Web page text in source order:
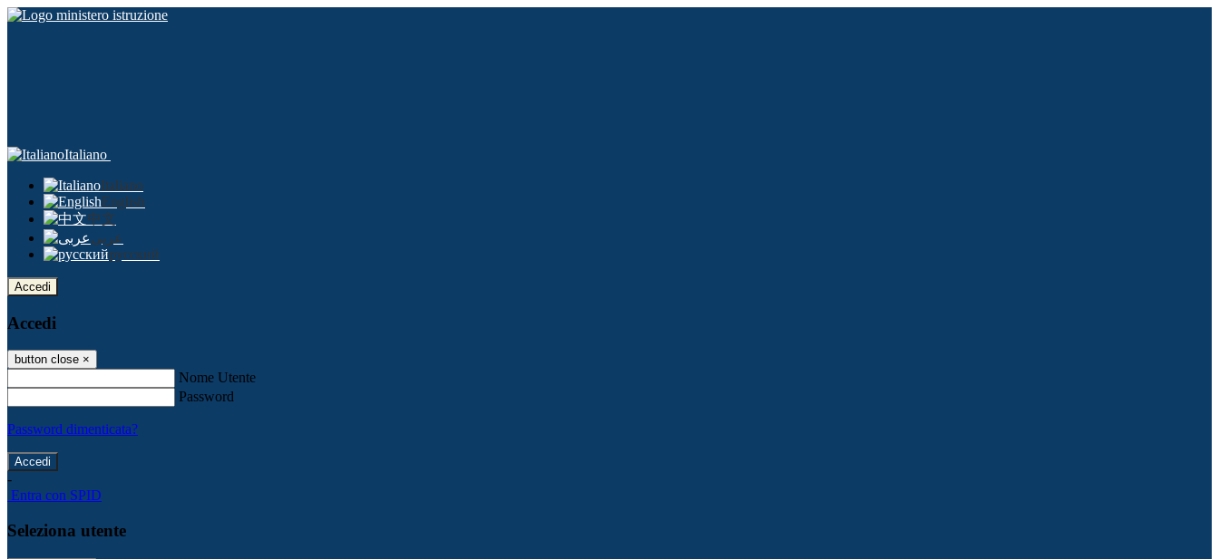
Italiano
Italiano
English
中文
عربى
русский
Accedi
Accedi
button close ×
Nome Utente
Password
Password dimenticata?
-
Entra con SPID
Seleziona utente